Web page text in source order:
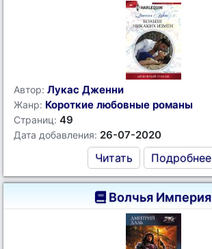
Автор: Лукас Дженни
Жанр: Короткие любовные романы
Страниц: 49
Дата добавления: 26-07-2020
Читать Подробнее
Волчья Империя